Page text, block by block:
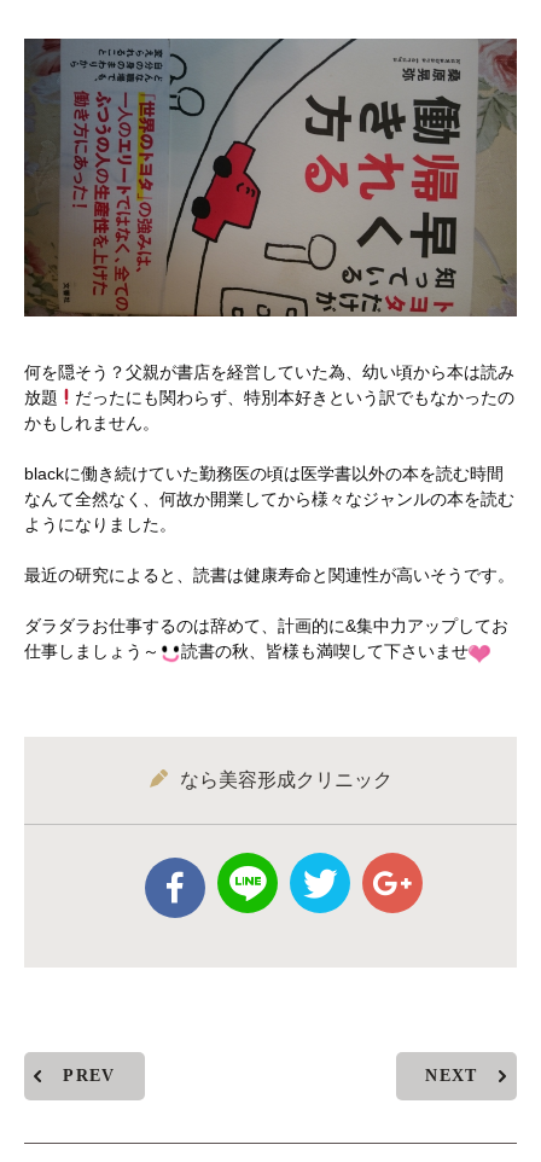
何を隠そう？父親が書店を経営していた為、幼い頃から本は読み
放題
だったにも関わらず、特別本好きという訳でもなかったの
かもしれません。
blackに働き続けていた勤務医の頃は医学書以外の本を読む時間
なんて全然なく、何故か開業してから様々なジャンルの本を読む
ようになりました。
最近の研究によると、読書は健康寿命と関連性が高いそうです。
ダラダラお仕事するのは辞めて、計画的に&集中力アップしてお
仕事しましょう～
読書の秋、皆様も満喫して下さいませ
なら美容形成クリニック
PREV NEXT